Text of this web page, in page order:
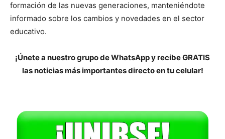
formación de las nuevas generaciones, manteniéndote
informado sobre los cambios y novedades en el sector
educativo.
¡Únete a nuestro grupo de WhatsApp y recibe GRATIS
las noticias más importantes directo en tu celular!